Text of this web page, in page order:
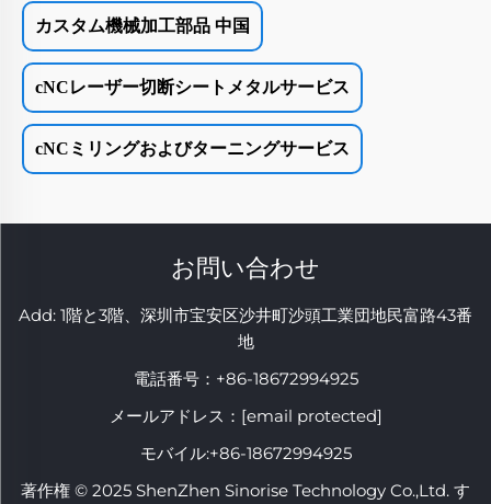
カスタム機械加工部品 中国
cNCレーザー切断シートメタルサービス
cNCミリングおよびターニングサービス
お問い合わせ
Add: 1階と3階、深圳市宝安区沙井町沙頭工業団地民富路43番
地
電話番号： +86-18672994925
メールアドレス： [email protected]
モバイル:+86-18672994925
著作権 © 2025 ShenZhen Sinorise Technology Co.,Ltd. す